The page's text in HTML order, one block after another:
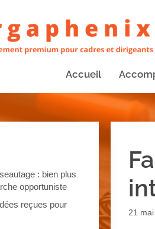
Accueil
21
: bien plus
opportuniste
reçues pour